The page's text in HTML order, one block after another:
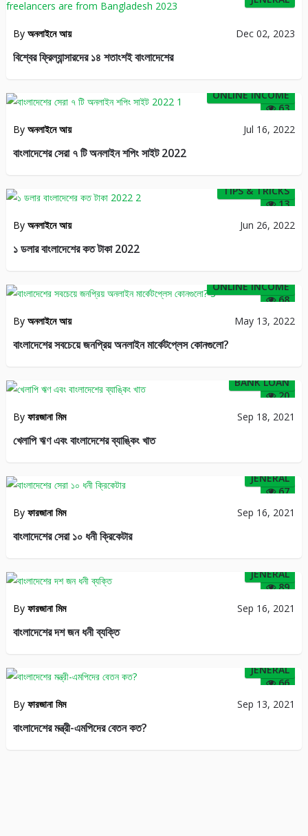
By অনলাইনে আয় Dec 02, 2023
বিশ্বের ফ্রিল্যান্সারদের ১৪ শতাংশই বাংলাদেশের
63
ONLINE INCOME
By অনলাইনে আয় Jul 16, 2022
বাংলাদেশের সেরা ৭ টি অনলাইন শপিং সাইট 2022
13
TIPS & TRICKS
By অনলাইনে আয় Jun 26, 2022
১ ডলার বাংলাদেশের কত টাকা 2022
68
ONLINE INCOME
By অনলাইনে আয় May 13, 2022
বাংলাদেশের সবচেয়ে জনপ্রিয় অনলাইন মার্কেটপ্লেস কোনগুলো?
20
BANK LOAN
By ফারজানা মিম Sep 18, 2021
খেলাপি ঋণ এবং বাংলাদেশের ব্যাঙ্কিং খাত
67
JENERAL
By ফারজানা মিম Sep 16, 2021
বাংলাদেশের সেরা ১০ ধনী ক্রিকেটার
89
JENERAL
By ফারজানা মিম Sep 16, 2021
বাংলাদেশের দশ জন ধনী ব্যক্তি
66
JENERAL
By ফারজানা মিম Sep 13, 2021
বাংলাদেশের মন্ত্রী-এমপিদের বেতন কত?